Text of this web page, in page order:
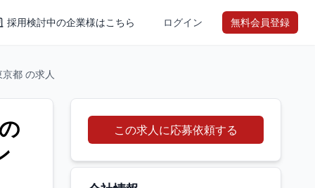
採用検討中の企業様はこちら ログイン 無料会員登録
都 の求人
この求人に応募依頼する